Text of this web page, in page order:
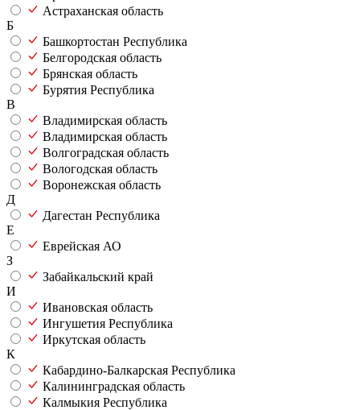
Астраханская область
Б
Башкортостан Республика
Белгородская область
Брянская область
Бурятия Республика
В
Владимирская область
Владимирская область
Волгоградская область
Вологодская область
Воронежская область
Д
Дагестан Республика
Е
Еврейская АО
З
Забайкальский край
И
Ивановская область
Ингушетия Республика
Иркутская область
К
Кабардино-Балкарская Республика
Калининградская область
Калмыкия Республика